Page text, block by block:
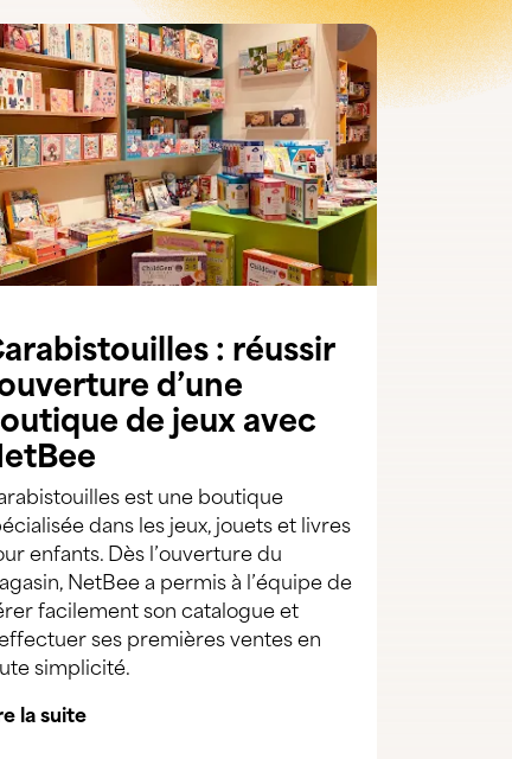
: réussir
d’une
de jeux avec
est une boutique
dans les jeux, jouets et livres
enfants. Dès l’ouverture du
NetBee a permis à l’équipe de
facilement son catalogue et
ses premières ventes en
simplicité.
la suite